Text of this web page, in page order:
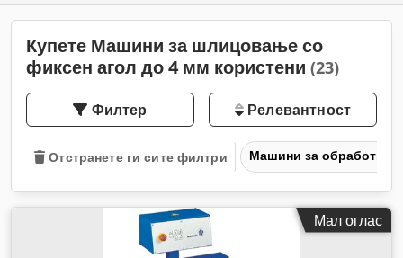
Купете Машини за шлицовање со
фиксен агол до 4 мм користени (23)
Филтер Релевантност
Отстранете ги сите филтри Машини за обработка
Мал оглас